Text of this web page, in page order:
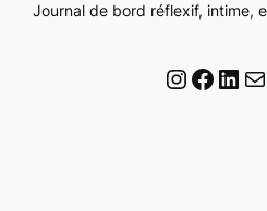
Journal de bord réflexif, intime,
Instagram Facebook LinkedIn Email